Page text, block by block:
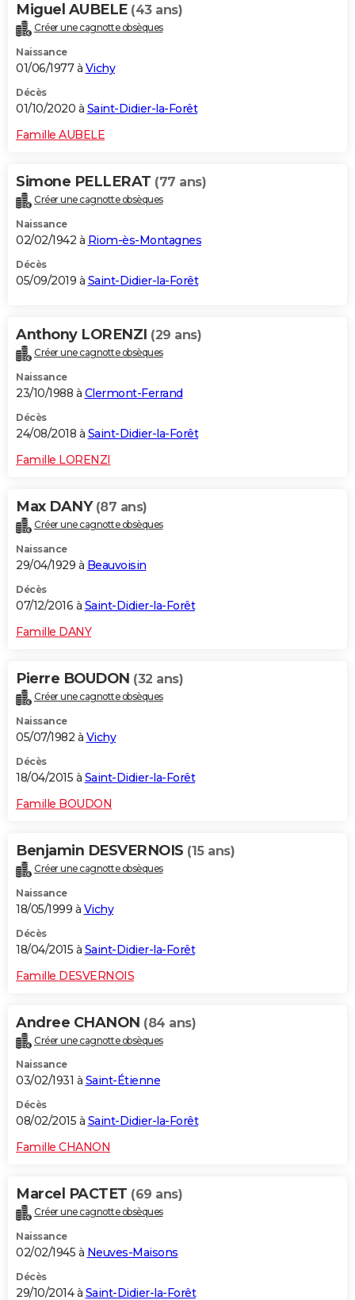
Miguel AUBELE (43 ans)
Créer une cagnotte obsèques
Naissance
01/06/1977 à Vichy
Décès
01/10/2020 à Saint-Didier-la-Forêt
Famille AUBELE
Simone PELLERAT (77 ans)
Créer une cagnotte obsèques
Naissance
02/02/1942 à Riom-ès-Montagnes
Décès
05/09/2019 à Saint-Didier-la-Forêt
Anthony LORENZI (29 ans)
Créer une cagnotte obsèques
Naissance
23/10/1988 à Clermont-Ferrand
Décès
24/08/2018 à Saint-Didier-la-Forêt
Famille LORENZI
Max DANY (87 ans)
Créer une cagnotte obsèques
Naissance
29/04/1929 à Beauvoisin
Décès
07/12/2016 à Saint-Didier-la-Forêt
Famille DANY
Pierre BOUDON (32 ans)
Créer une cagnotte obsèques
Naissance
05/07/1982 à Vichy
Décès
18/04/2015 à Saint-Didier-la-Forêt
Famille BOUDON
Benjamin DESVERNOIS (15 ans)
Créer une cagnotte obsèques
Naissance
18/05/1999 à Vichy
Décès
18/04/2015 à Saint-Didier-la-Forêt
Famille DESVERNOIS
Andree CHANON (84 ans)
Créer une cagnotte obsèques
Naissance
03/02/1931 à Saint-Étienne
Décès
08/02/2015 à Saint-Didier-la-Forêt
Famille CHANON
Marcel PACTET (69 ans)
Créer une cagnotte obsèques
Naissance
02/02/1945 à Neuves-Maisons
Décès
29/10/2014 à Saint-Didier-la-Forêt